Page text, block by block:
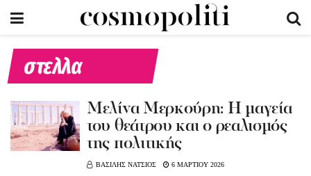
στελλα
Μελίνα Μερκούρη: Η μαγεία
του θεάτρου και ο ρεαλισμός
της πολιτικής
ΒΑΣΙΛΗΣ ΝΑΤΣΙΟΣ 6 ΜΑΡΤΙΟΥ 2026